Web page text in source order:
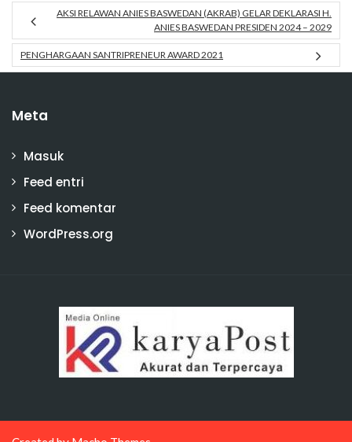
AKSI RELAWAN ANIES BASWEDAN (AKRAB) GELAR DEKLARASI H.
ANIES BASWEDAN PRESIDEN 2024 – 2029
PENGHARGAAN SANTRIPRENEUR AWARD 2021
Meta
Masuk
Feed entri
Feed komentar
WordPress.org